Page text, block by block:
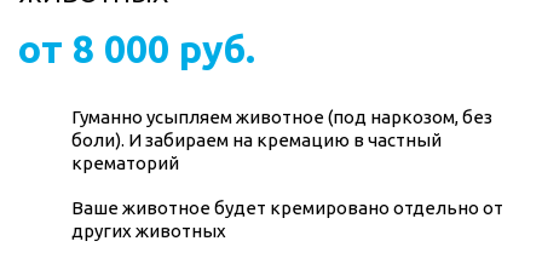
от 8 000 руб.
Гуманно усыпляем животное (под наркозом, без
боли). И забираем на кремацию в частный
крематорий
Ваше животное будет кремировано отдельно от
других животных